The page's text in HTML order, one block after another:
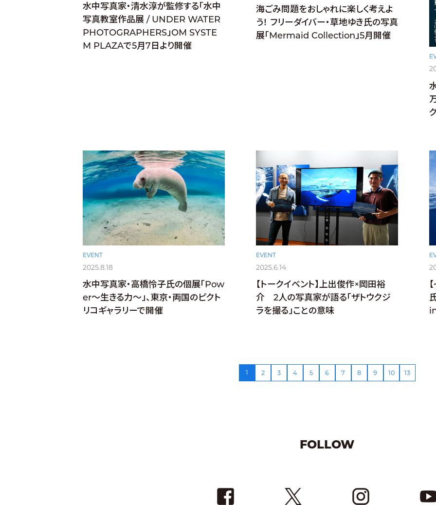
水中写真家・清水淳が監修する「水中
写真教室作品展 / UNDER WATER
PHOTOGRAPHERS」OM SYSTE
M PLAZAで5月7日より開催
海ごみ問題をおしゃれに楽しく考えよ
う！ フリーダイバー・草地ゆき氏の写真
展「Mermaid Collection」5月開催
EVENT
2025.8.18
水中写真家・高橋怜子氏の個展「Pow
er〜生きる力〜」、東京・両国のピクト
リコギャラリーで開催
EVENT
2025.6.14
【トークイベント】上出俊作×岡田裕
介 2人の写真家が語る「ザトウクジ
ラを撮る」ことの意味
1 2 3 4 5 6 7 8 9 10 13
FOLLOW